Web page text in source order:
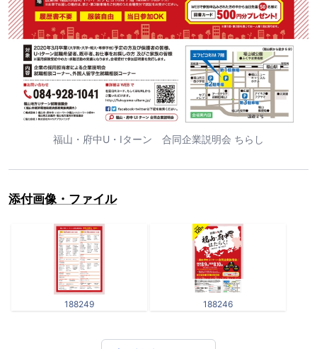
福山・府中U・Iターン 合同企業説明会 ちらし
添付画像・ファイル
188249 188246